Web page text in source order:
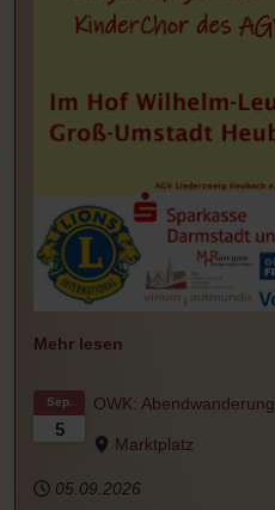
Mehr lesen
5
Sep. OWK: Abendwanderung
Marktplatz
05.09.2026